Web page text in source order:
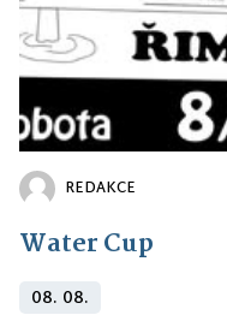
REDAKCE
Water Cup
08. 08.